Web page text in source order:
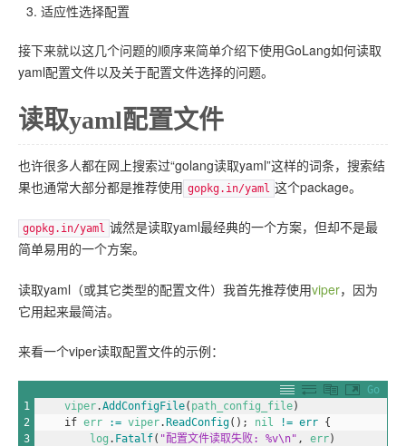
适应性选择配置
接下来就以这几个问题的顺序来简单介绍下使用GoLang如何读取
yaml配置文件以及关于配置文件选择的问题。
读取yaml配置文件
也许很多人都在网上搜索过“golang读取yaml”这样的词条，搜索结
果也通常大部分都是推荐使用 gopkg.in/yaml 这个package。
gopkg.in/yaml 诚然是读取yaml最经典的一个方案，但却不是最
简单易用的一个方案。
读取yaml（或其它类型的配置文件）我首先推荐使用viper，因为
它用起来最简洁。
来看一个viper读取配置文件的示例：
Go
1
2
3
viper.AddConfigFile( path_config_file)
if err := viper.ReadConfig( ) ; nil != err {
log . Fatalf( "配置文件读取失败: %v\n" , err)